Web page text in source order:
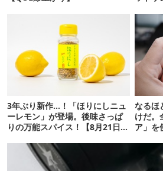
3年ぶり新作…！「ほりにしニュ
ーレモン」が登場。後味さっぱ
りの万能スパイス！【8月21日発
なるほ
けだ。
ア」を